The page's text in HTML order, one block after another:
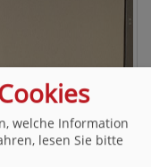
welche Information
lesen Sie bitte